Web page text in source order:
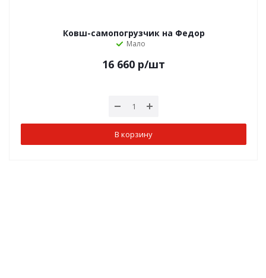
Ковш-самопогрузчик на Федор
Мало
16 660 р/шт
В корзину